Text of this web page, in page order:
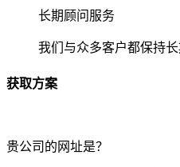
长期顾问服务
我们与众多客户都保持
获取方案
贵公司的网址是？